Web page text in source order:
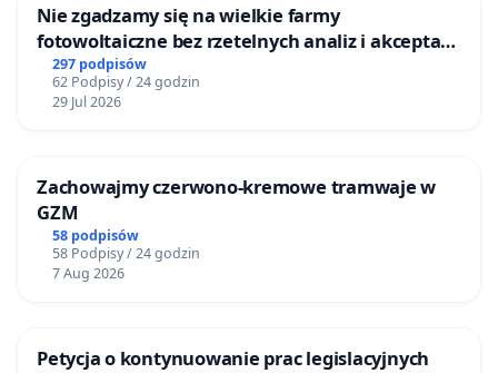
Nie zgadzamy się na wielkie farmy
fotowoltaiczne bez rzetelnych analiz i akceptacji
mieszkańców
297 podpisów
62 Podpisy / 24 godzin
29 Jul 2026
Zachowajmy czerwono-kremowe tramwaje w
GZM
58 podpisów
58 Podpisy / 24 godzin
7 Aug 2026
Petycja o kontynuowanie prac legislacyjnych